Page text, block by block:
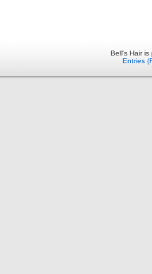
Bell's Hair
Entries